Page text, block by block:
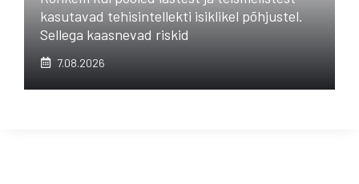
kasutavad tehisintellekti isiklikel põhjustel.
Sellega kaasnevad riskid
7.08.2026